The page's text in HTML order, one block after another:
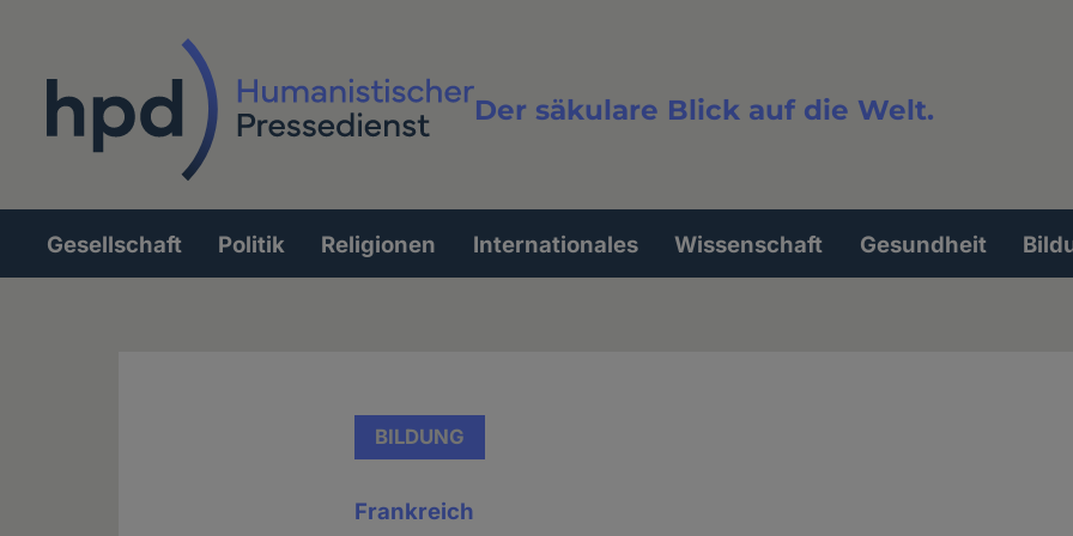
Der säkulare Blick auf die Welt.
Volltextsuche
Hauptnavigation
Gesellschaft Politik Religionen Internationales Wissenschaft Gesundheit
BILDUNG
Frankreich